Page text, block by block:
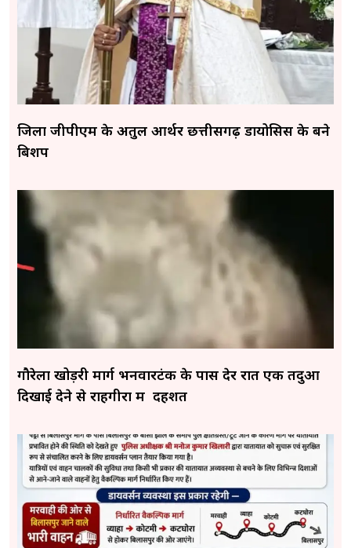
जिला जीपीएम के अतुल आर्थर छत्तीसगढ़ डायोसिस के बने
बिशप
गौरेला खोड़री मार्ग भनवारटंक के पास देर रात एक तेंदुआ
दिखाई देने से राहगीरों में दहशत